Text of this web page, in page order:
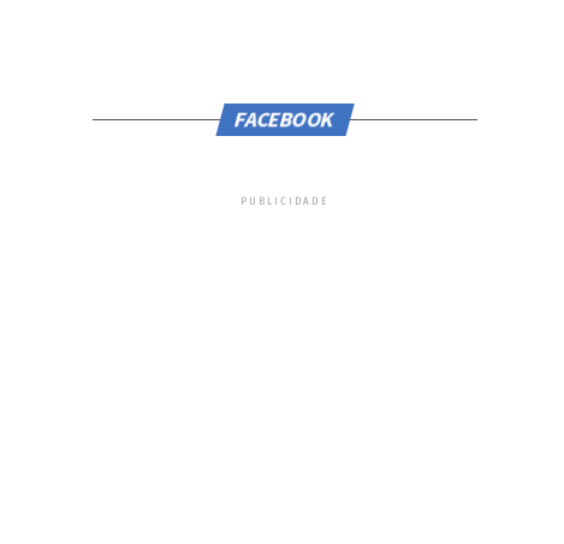
FACEBOOK
PUBLICIDADE